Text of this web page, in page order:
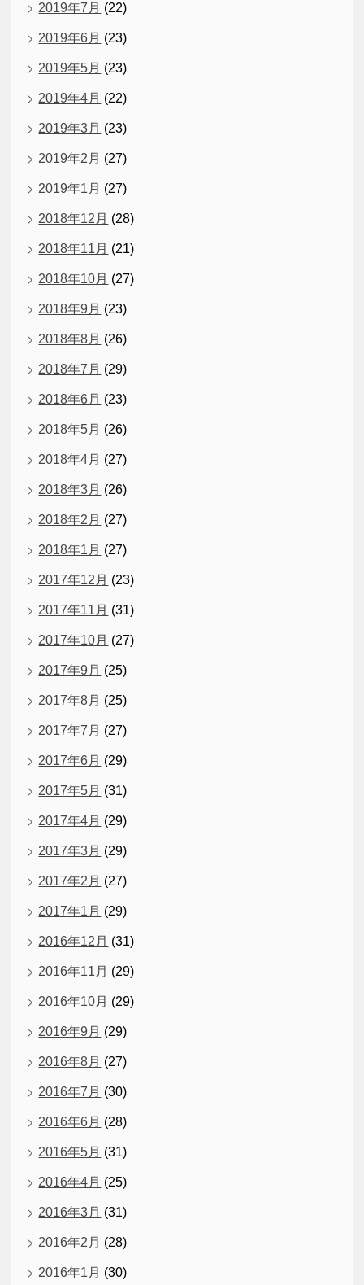
2019年7月 (22)
2019年6月 (23)
2019年5月 (23)
2019年4月 (22)
2019年3月 (23)
2019年2月 (27)
2019年1月 (27)
2018年12月 (28)
2018年11月 (21)
2018年10月 (27)
2018年9月 (23)
2018年8月 (26)
2018年7月 (29)
2018年6月 (23)
2018年5月 (26)
2018年4月 (27)
2018年3月 (26)
2018年2月 (27)
2018年1月 (27)
2017年12月 (23)
2017年11月 (31)
2017年10月 (27)
2017年9月 (25)
2017年8月 (25)
2017年7月 (27)
2017年6月 (29)
2017年5月 (31)
2017年4月 (29)
2017年3月 (29)
2017年2月 (27)
2017年1月 (29)
2016年12月 (31)
2016年11月 (29)
2016年10月 (29)
2016年9月 (29)
2016年8月 (27)
2016年7月 (30)
2016年6月 (28)
2016年5月 (31)
2016年4月 (25)
2016年3月 (31)
2016年2月 (28)
2016年1月 (30)